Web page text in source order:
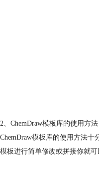
2、ChemDraw模板库的使用方法
ChemDraw模板库的使用方法十
模板进行简单修改或拼接你就